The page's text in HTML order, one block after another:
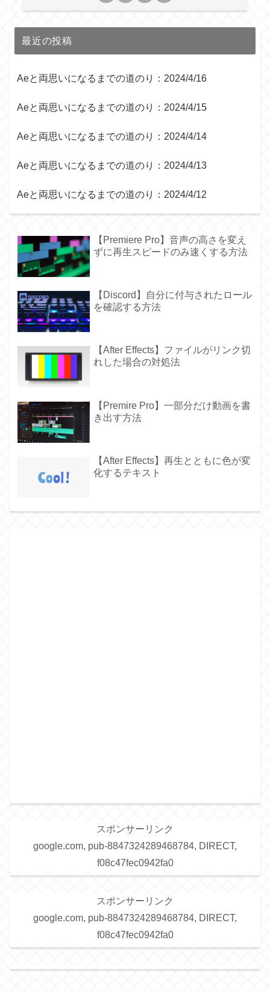
最近の投稿
Aeと両思いになるまでの道のり：2024/4/16
Aeと両思いになるまでの道のり：2024/4/15
Aeと両思いになるまでの道のり：2024/4/14
Aeと両思いになるまでの道のり：2024/4/13
Aeと両思いになるまでの道のり：2024/4/12
【Premiere Pro】音声の高さを変え
ずに再生スピードのみ速くする方法
【Discord】自分に付与されたロール
を確認する方法
【After Effects】ファイルがリンク切
れした場合の対処法
【Premire Pro】一部分だけ動画を書
き出す方法
【After Effects】再生とともに色が変
化するテキスト
スポンサーリンク
google.com, pub-8847324289468784, DIRECT,
f08c47fec0942fa0
スポンサーリンク
google.com, pub-8847324289468784, DIRECT,
f08c47fec0942fa0